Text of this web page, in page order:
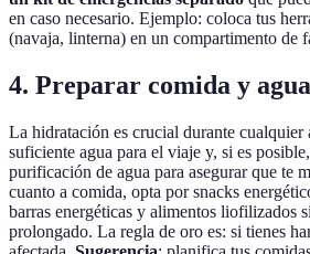
en caso necesario. Ejemplo: coloca tus
(navaja, linterna) en un compartimento de
4. Preparar comida y agua
La hidratación es crucial durante cualquier
suficiente agua para el viaje y, si es
purificación de agua para asegurar que te
cuanto a comida, opta por snacks
barras energéticas y alimentos liofilizados
prolongado. La regla de oro es: si tienes